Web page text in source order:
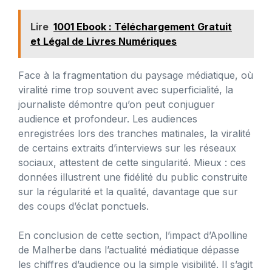
Lire 1001 Ebook : Téléchargement Gratuit
et Légal de Livres Numériques
Face à la fragmentation du paysage médiatique, où
viralité rime trop souvent avec superficialité, la
journaliste démontre qu’on peut conjuguer
audience et profondeur. Les audiences
enregistrées lors des tranches matinales, la viralité
de certains extraits d’interviews sur les réseaux
sociaux, attestent de cette singularité. Mieux : ces
données illustrent une fidélité du public construite
sur la régularité et la qualité, davantage que sur
des coups d’éclat ponctuels.
En conclusion de cette section, l’impact d’Apolline
de Malherbe dans l’actualité médiatique dépasse
les chiffres d’audience ou la simple visibilité. Il s’agit